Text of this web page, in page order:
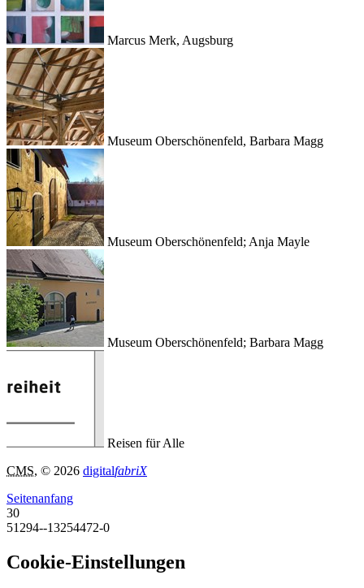
Marcus Merk, Augsburg
Museum Oberschönenfeld, Barbara Magg
Museum Oberschönenfeld; Anja Mayle
Museum Oberschönenfeld; Barbara Magg
Reisen für Alle
CMS, © 2026 digitalfabriX
Seitenanfang
30
51294--13254472-0
Cookie-Einstellungen